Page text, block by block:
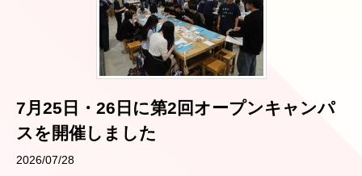
7月25日・26日に第2回オープンキャンパ
スを開催しました
2026/07/28